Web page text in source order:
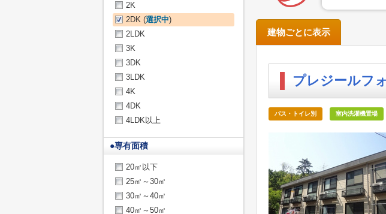
建物ごとに表示
プレジールフ
バス・トイレ別 室内洗濯機置場
2K
2DK (選択中)
2LDK
3K
3DK
3LDK
4K
4DK
4LDK以上
●専有面積
20㎡以下
25㎡～30㎡
30㎡～40㎡
40㎡～50㎡